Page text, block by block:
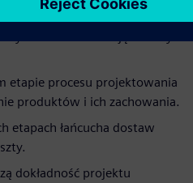
za przełom na rynku.
CAD oznaczają krótszy czas
etapie procesu projektowania
produktów i ich zachowania.
etapach łańcucha dostaw
dokładność projektu